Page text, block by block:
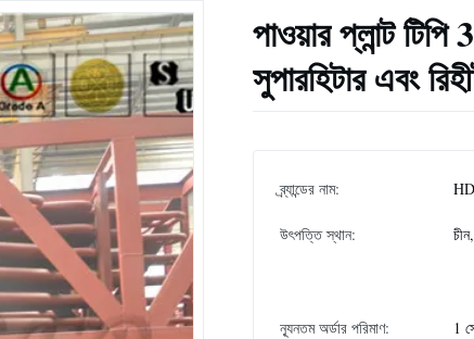
পাওয়ার প্লান্ট
সুপারহিটার এবং
ব্র্যান্ডের নাম:
উৎপত্তি স্থান:
ন্যূনতম অর্ডার পরিমাণ: 1